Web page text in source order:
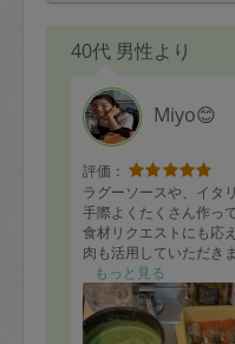
40代 男性より
Miyo😊
評価：
ラグーソースや、イタ
手際よくたくさん作っ
食材リクエストにも応
肉も活用していただき
さっそくタラのロース
だきました。
どれも優しい味で美味
わりしていました！
もっと見る